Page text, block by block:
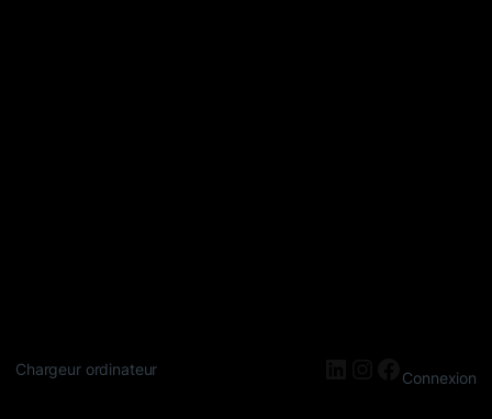
Chargeur ordinateur LinkedIn
Instagram
Connexion